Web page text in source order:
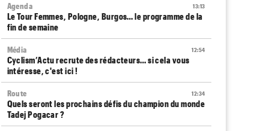
13:13
Agenda
Le Tour Femmes, Pologne, Burgos… le programme de la
fin de semaine
12:54
Média
Cyclism’Actu recrute des rédacteurs… si cela vous
intéresse, c'est ici !
12:34
Route
Quels seront les prochains défis du champion du monde
Tadej Pogacar ?